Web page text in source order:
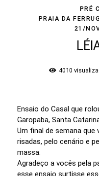
PRÉ
PRAIA DA
21/
4010
Ensaio do Casal que
Garopaba, Santa
Um final de semana que
risadas, pelo cenário e
massa.
Agradeço a vocês pela
esse ensaio surtisse